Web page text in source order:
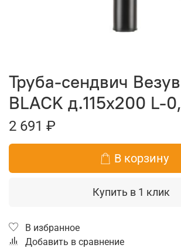
Труба-сендвич
BLACK д.115х200 L-
2 691 ₽
В корзину
Купить в 1 клик
В избранное
Добавить в сравнение